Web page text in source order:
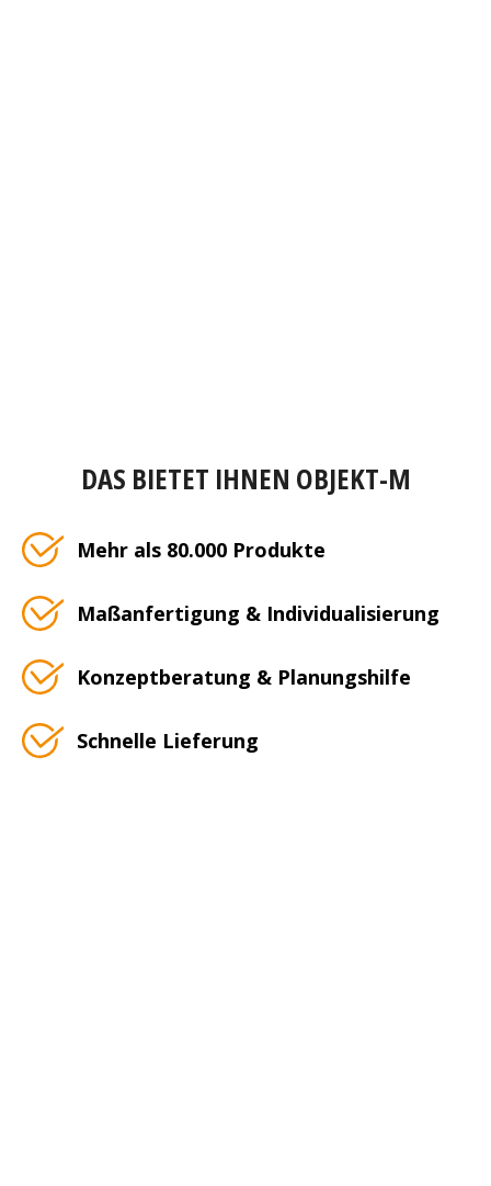
DAS BIETET IHNEN OBJEKT-M
Mehr als 80.000 Produkte
Maßanfertigung & Individualisierung
Konzeptberatung & Planungshilfe
Schnelle Lieferung